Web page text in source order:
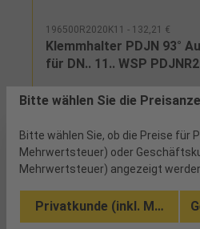
196500R2020K11 - 132,21 €
Klemmhalter PDJN 93°
für DN.. 11.. WSP
1 verfügbar
negativer
mit Spannpratze (D-
Vergleichen
Zu den
Bitte wählen Sie die
Bitte wählen Sie, ob die Preise für
Mehrwertsteuer) oder
Mehrwertsteuer) angezeigt
Privatkunde (inkl. MwSt.)